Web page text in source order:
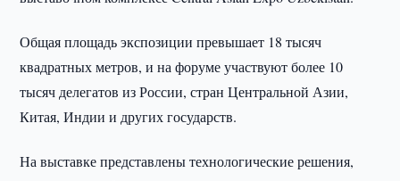
Общая площадь экспозиции превышает 18 тысяч
квадратных метров, и на форуме участвуют более 10
тысяч делегатов из России, стран Центральной Азии,
Китая, Индии и других государств.
На выставке представлены технологические решения,